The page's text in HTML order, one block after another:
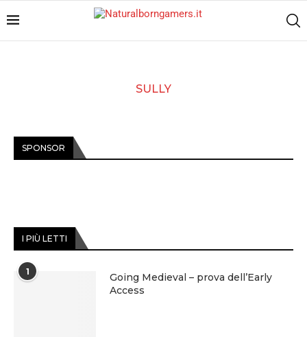
SULLY
SPONSOR
I PIÙ LETTI
1
Going Medieval – prova dell’Early
Access